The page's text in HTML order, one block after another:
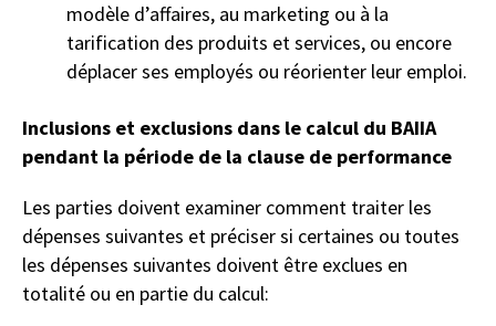
modèle d’affaires, au marketing ou à la
tarification des produits et services, ou encore
déplacer ses employés ou réorienter leur emploi.
Inclusions et exclusions dans le calcul du BAIIA
pendant la période de la clause de performance
Les parties doivent examiner comment traiter les
dépenses suivantes et préciser si certaines ou toutes
les dépenses suivantes doivent être exclues en
totalité ou en partie du calcul: